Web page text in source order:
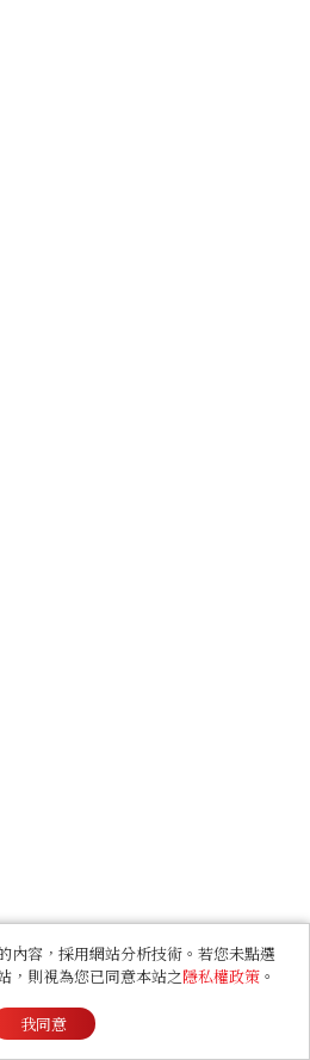
內容，採用網站分析技術。若您未點選
，則視為您已同意本站之隱私權政策 。
我同意